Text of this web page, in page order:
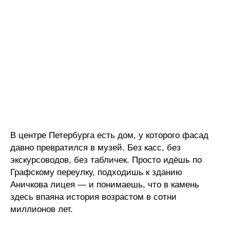
В центре Петербурга есть дом, у которого фасад
давно превратился в музей. Без касс, без
экскурсоводов, без табличек. Просто идёшь по
Графскому переулку, подходишь к зданию
Аничкова лицея — и понимаешь, что в камень
здесь впаяна история возрастом в сотни
миллионов лет.